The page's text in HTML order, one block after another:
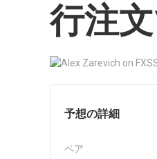
行注
予想の詳細
ペア